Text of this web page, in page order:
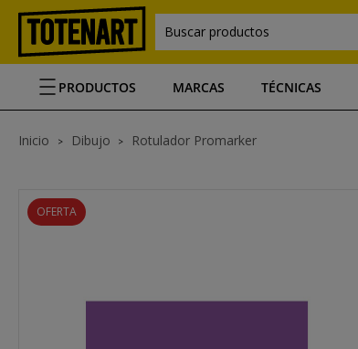
Buscar productos
PRODUCTOS MARCAS TÉCNICAS
Inicio Dibujo Rotulador Promarker
OFERTA